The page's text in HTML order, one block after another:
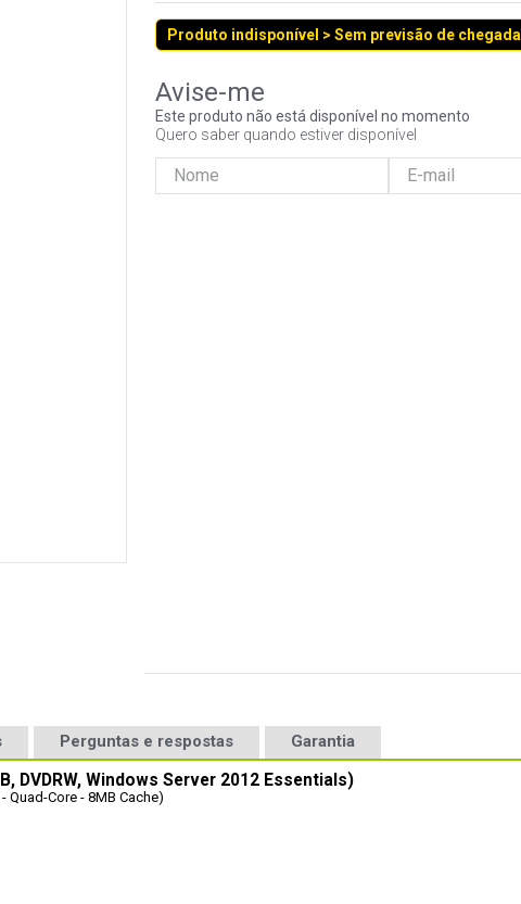
Produto indisponível > Sem previsão de chegada
Este produto não está disponível no momento
Quero saber quando estiver disponível
Perguntas e respostas Garantia
DVDRW, Windows Server 2012 Essentials)
Quad-Core - 8MB Cache)